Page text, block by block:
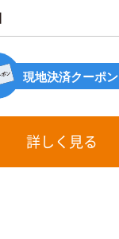
現地決済クーポン
詳しく見る